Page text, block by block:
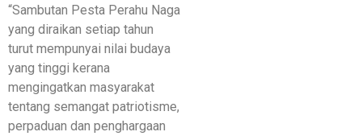
“Sambutan Pesta Perahu Naga
yang diraikan setiap tahun
turut mempunyai nilai budaya
yang tinggi kerana
mengingatkan masyarakat
tentang semangat patriotisme,
perpaduan dan penghargaan